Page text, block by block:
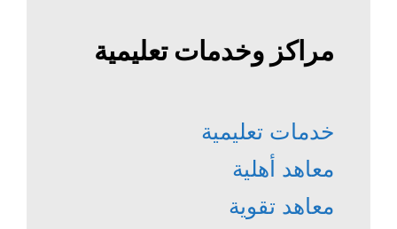
مراكز وخدمات تعليمية
خدمات تعليمية
معاهد أهلية
معاهد تقوية